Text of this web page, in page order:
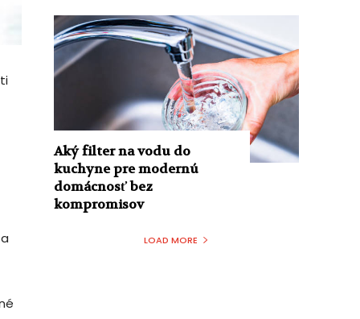
Aký filter na vodu do
kuchyne pre modernú
domácnosť bez
kompromisov
LOAD MORE